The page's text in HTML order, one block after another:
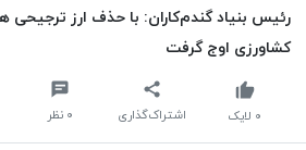
رئیس بنیاد گندم‌کاران: با حذف ارز ترجیحی
کشاورزی اوج گرفت
اشتراک‌گذاری ۰ نظر ۰ لایک